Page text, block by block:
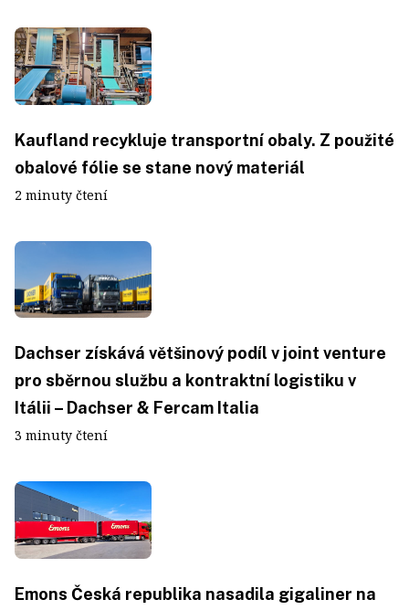
Kaufland recykluje transportní obaly. Z použité
obalové fólie se stane nový materiál
2 minuty čtení
Dachser získává většinový podíl v joint venture
pro sběrnou službu a kontraktní logistiku v
Itálii – Dachser & Fercam Italia
3 minuty čtení
Emons Česká republika nasadila gigaliner na